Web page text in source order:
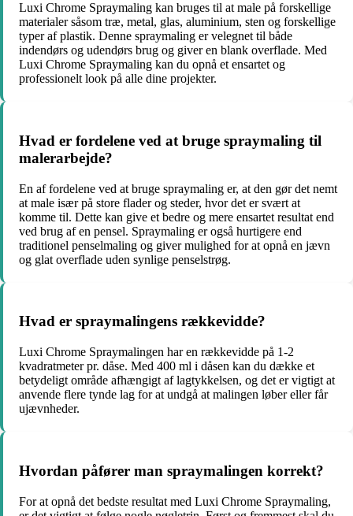
Luxi Chrome Spraymaling kan bruges til at male på forskellige
materialer såsom træ, metal, glas, aluminium, sten og forskellige
typer af plastik. Denne spraymaling er velegnet til både
indendørs og udendørs brug og giver en blank overflade. Med
Luxi Chrome Spraymaling kan du opnå et ensartet og
professionelt look på alle dine projekter.
Hvad er fordelene ved at bruge spraymaling til
malerarbejde?
En af fordelene ved at bruge spraymaling er, at den gør det nemt
at male især på store flader og steder, hvor det er svært at
komme til. Dette kan give et bedre og mere ensartet resultat end
ved brug af en pensel. Spraymaling er også hurtigere end
traditionel penselmaling og giver mulighed for at opnå en jævn
og glat overflade uden synlige penselstrøg.
Hvad er spraymalingens rækkevidde?
Luxi Chrome Spraymalingen har en rækkevidde på 1-2
kvadratmeter pr. dåse. Med 400 ml i dåsen kan du dække et
betydeligt område afhængigt af lagtykkelsen, og det er vigtigt at
anvende flere tynde lag for at undgå at malingen løber eller får
ujævnheder.
Hvordan påfører man spraymalingen korrekt?
For at opnå det bedste resultat med Luxi Chrome Spraymaling,